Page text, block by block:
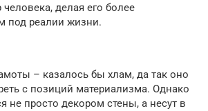
человека, делая его более
под реалии жизни.
– казалось бы хлам, да так оно
с позиций материализма. Однако
не просто декором стены, а несут в